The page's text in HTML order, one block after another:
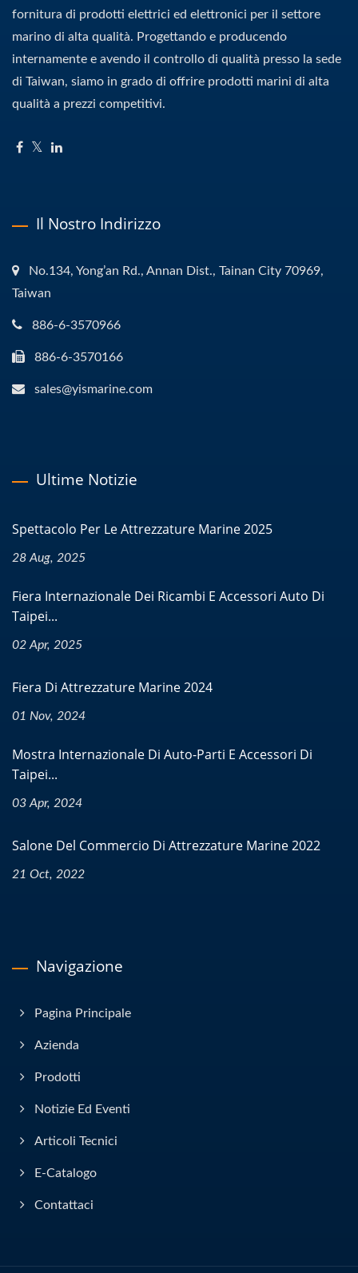
fornitura di prodotti elettrici ed elettronici per il settore
marino di alta qualità. Progettando e producendo
internamente e avendo il controllo di qualità presso la sede
di Taiwan, siamo in grado di offrire prodotti marini di alta
qualità a prezzi competitivi.
Il Nostro Indirizzo
No.134, Yong’an Rd., Annan Dist., Tainan City 70969,
Taiwan
886-6-3570966
886-6-3570166
sales@yismarine.com
Ultime Notizie
Spettacolo Per Le Attrezzature Marine 2025
28 Aug, 2025
Fiera Internazionale Dei Ricambi E Accessori Auto Di
Taipei...
02 Apr, 2025
Fiera Di Attrezzature Marine 2024
01 Nov, 2024
Mostra Internazionale Di Auto-Parti E Accessori Di
Taipei...
03 Apr, 2024
Salone Del Commercio Di Attrezzature Marine 2022
21 Oct, 2022
Navigazione
Pagina Principale
Azienda
Prodotti
Notizie Ed Eventi
Articoli Tecnici
E-Catalogo
Contattaci